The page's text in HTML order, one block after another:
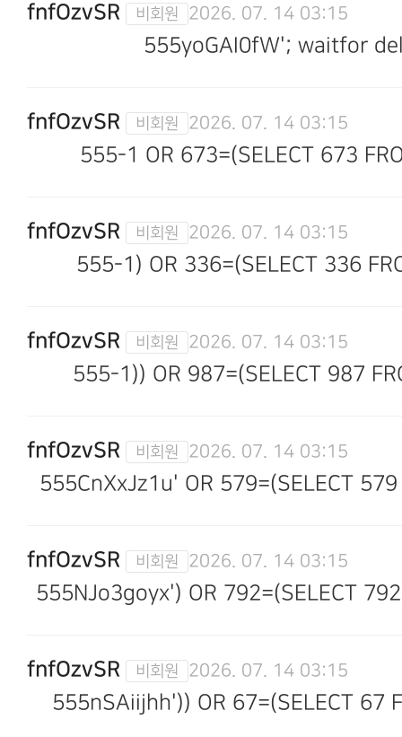
fnfOzvSR 2026. 07. 14 03:15
555yoGAI0fW'; waitfor
fnfOzvSR 2026. 07. 14 03:15
555-1 OR 673=(SELECT 673
fnfOzvSR 2026. 07. 14 03:15
555-1) OR 336=(SELECT 336
fnfOzvSR 2026. 07. 14 03:15
555-1)) OR 987=(SELECT 987
fnfOzvSR 2026. 07. 14 03:15
555CnXxJz1u' OR 579=(SELECT
fnfOzvSR 2026. 07. 14 03:15
555NJo3goyx') OR 792=(SELECT
fnfOzvSR 2026. 07. 14 03:15
555nSAiijhh')) OR 67=(SELECT 67